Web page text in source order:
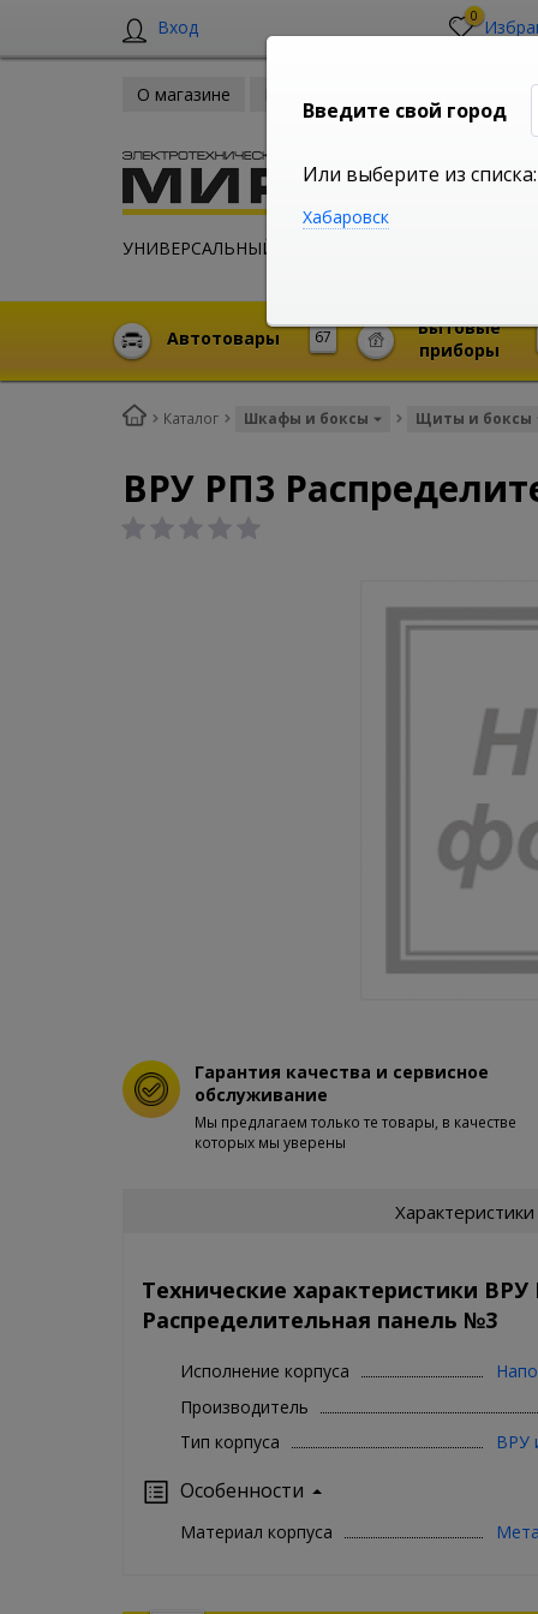
Вход 0
О магазине
УНИВЕРСАЛЬНЫЙ ИНТЕРНЕТ МАГАЗИН
67
Автотовары
Бытовые
приборы
Каталог Шкафы и боксы Щиты и боксы
ВРУ РП3
Гарантия качества и сервисное
обслуживание
Мы предлагаем только те товары, в качестве
которых мы уверены
Характеристики
Технические характеристики ВРУ
Распределительная панель №3
Исполнение корпуса
Производитель
Тип корпуса
ВРУ
Особенности
Материал корпуса
Введите свой город
Или выберите из списка:
Хабаровск